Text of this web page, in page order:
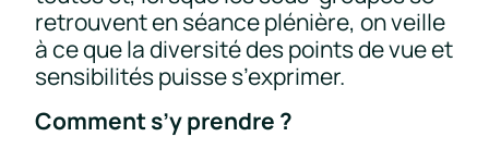
retrouvent en séance plénière, on veille
à ce que la diversité des points de vue et
sensibilités puisse s’exprimer.
Comment s’y prendre ?